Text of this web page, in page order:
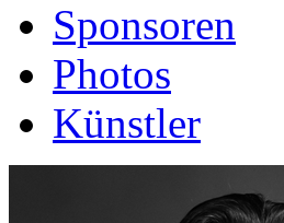
Sponsoren
Photos
Künstler